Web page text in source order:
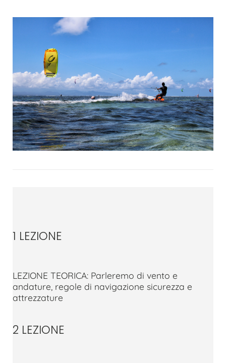
1 LEZIONE
LEZIONE TEORICA: Parleremo di vento e
andature, regole di navigazione sicurezza e
attrezzature
2 LEZIONE